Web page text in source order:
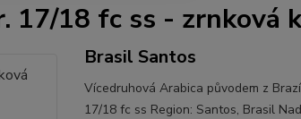
17/18 fc ss - zrnková
Brasil Santos
Vícedruhová Arabica původem z
17/18 fc ss Region: Santos, Brasil